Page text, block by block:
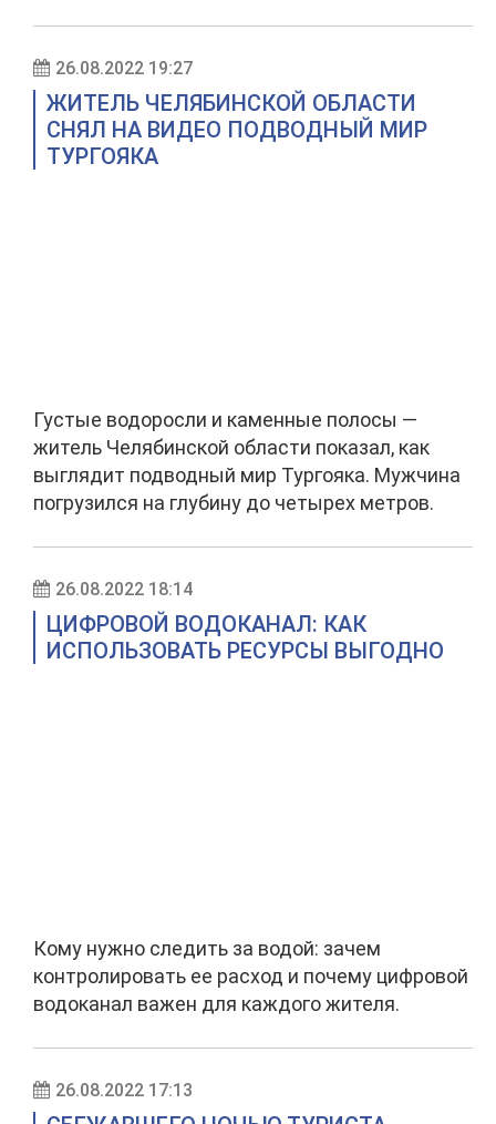
26.08.2022 19:27
ЖИТЕЛЬ ЧЕЛЯБИНСКОЙ ОБЛАСТИ
СНЯЛ НА ВИДЕО ПОДВОДНЫЙ МИР
ТУРГОЯКА
Густые водоросли и каменные полосы —
житель Челябинской области показал, как
выглядит подводный мир Тургояка. Мужчина
погрузился на глубину до четырех метров.
26.08.2022 18:14
ЦИФРОВОЙ ВОДОКАНАЛ: КАК
ИСПОЛЬЗОВАТЬ РЕСУРСЫ ВЫГОДНО
Кому нужно следить за водой: зачем
контролировать ее расход и почему цифровой
водоканал важен для каждого жителя.
26.08.2022 17:13